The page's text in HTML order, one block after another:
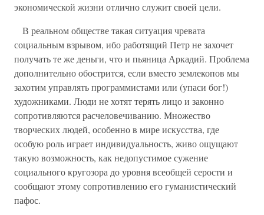
экономической жизни отлично служит своей цели.
В реальном обществе такая ситуация чревата
социальным взрывом, ибо работящий Петр не захочет
получать те же деньги, что и пьяница Аркадий. Проблема
дополнительно обострится, если вместо землекопов мы
захотим управлять программистами или (упаси бог!)
художниками. Люди не хотят терять лицо и законно
сопротивляются расчеловечиванию. Множество
творческих людей, особенно в мире искусства, где
особую роль играет индивидуальность, живо ощущают
такую возможность, как недопустимое сужение
социального кругозора до уровня всеобщей серости и
сообщают этому сопротивлению его гуманистический
пафос.